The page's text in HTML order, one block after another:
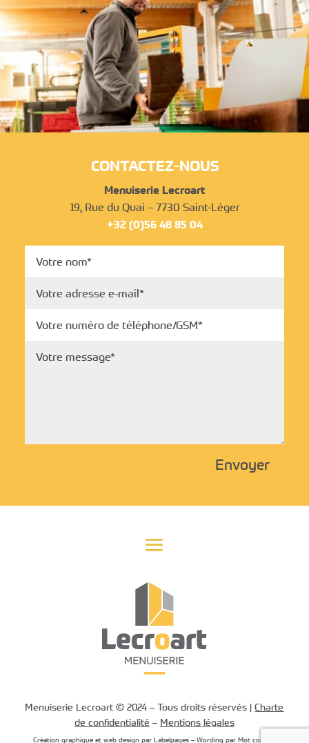
CONTACTEZ-NOUS
Menuiserie Lecroart
19, Rue du Quai – 7730 Saint-Léger
+32 (0)56 48 85 04
Envoyer
Menuiserie Lecroart © 2024 – Tous droits réservés |Charte
de confidentialité – Mentions légales
Création graphique et web design par Labelpages– Wording par Mot compte